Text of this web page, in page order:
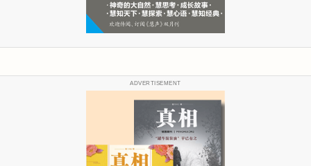
ADVERTISEMENT